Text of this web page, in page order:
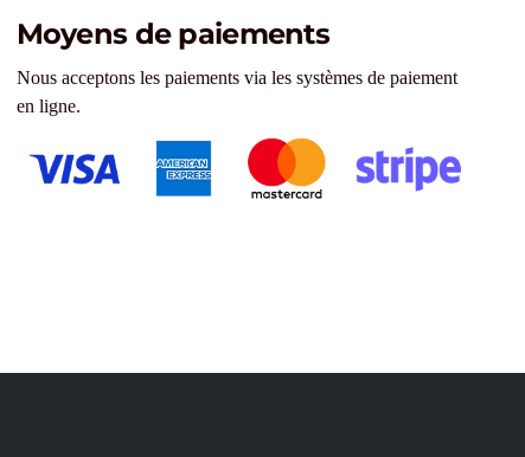
Moyens de paiements
Nous acceptons les paiements via les systèmes de paiement
en ligne.